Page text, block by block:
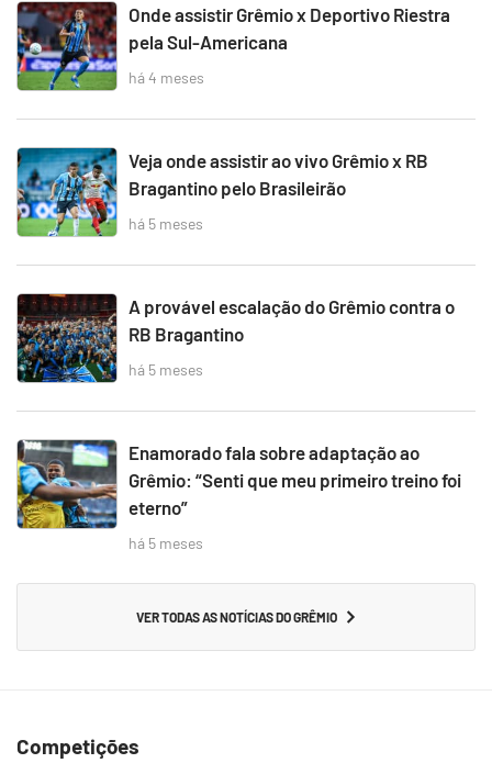
Onde assistir Grêmio x Deportivo Riestra
pela Sul-Americana
há 4 meses
Veja onde assistir ao vivo Grêmio x RB
Bragantino pelo Brasileirão
há 5 meses
A provável escalação do Grêmio contra o
RB Bragantino
há 5 meses
Enamorado fala sobre adaptação ao
Grêmio: “Senti que meu primeiro treino foi
eterno”
há 5 meses
VER TODAS AS NOTÍCIAS DO GRÊMIO
Competições